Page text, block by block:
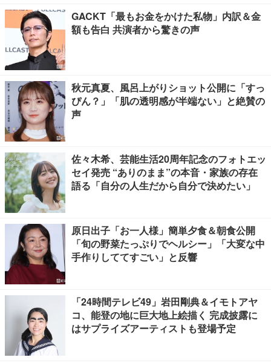
GACKT「最もお金をかけた私物」内訳＆金
額も告白 共演者から驚きの声
秋元真夏、風呂上がりショット公開に「すっ
ぴん？」「肌の透明感が半端ない」と絶賛の
声
佐々木希、芸能生活20周年記念のフォトエッ
セイ発売 “ありのまま”の本音・家族の存在
語る「自分の人生だから自分で決めたい」
原日出子「お一人様」簡単夕食＆朝食公開
「旬の野菜たっぷりでヘルシー」「大変な中
手作りしててすごい」と反響
「24時間テレビ49」岩田剛典＆イモトアヤ
コ、能登の地に巨大地上絵描く 完成披露に
はサプライズアーティストも登場予定